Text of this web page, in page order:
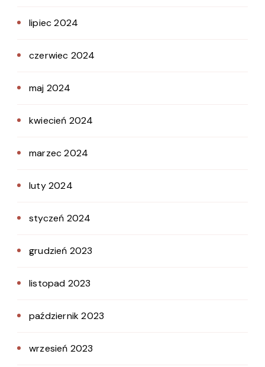
lipiec 2024
czerwiec 2024
maj 2024
kwiecień 2024
marzec 2024
luty 2024
styczeń 2024
grudzień 2023
listopad 2023
październik 2023
wrzesień 2023